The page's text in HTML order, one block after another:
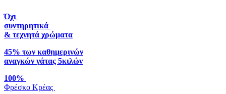
Όχι
συντηρητικά
& τεχνητά χρώματα
45% των καθημερινών
αναγκών γάτας 5κιλών
100%
Φρέσκο Κρέας